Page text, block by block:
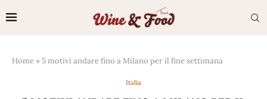
Home »5 motivi andare fino a Milano per il fine settimana
Italia